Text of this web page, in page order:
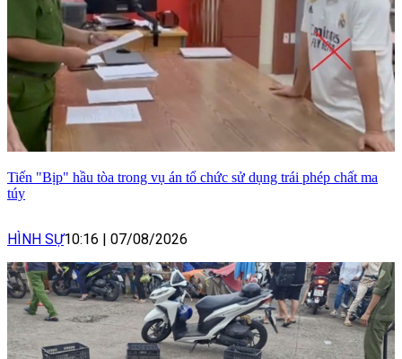
Tiến "Bịp" hầu tòa trong vụ án tổ chức sử dụng trái phép chất ma
túy
HÌNH SỰ10:16 | 07/08/2026